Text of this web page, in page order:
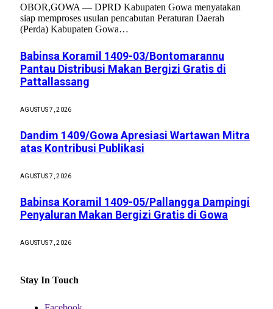
OBOR,GOWA — DPRD Kabupaten Gowa menyatakan
siap memproses usulan pencabutan Peraturan Daerah
(Perda) Kabupaten Gowa…
Babinsa Koramil 1409-03/Bontomarannu
Pantau Distribusi Makan Bergizi Gratis di
Pattallassang
AGUSTUS 7, 2026
Dandim 1409/Gowa Apresiasi Wartawan Mitra
atas Kontribusi Publikasi
AGUSTUS 7, 2026
Babinsa Koramil 1409-05/Pallangga Dampingi
Penyaluran Makan Bergizi Gratis di Gowa
AGUSTUS 7, 2026
Stay In Touch